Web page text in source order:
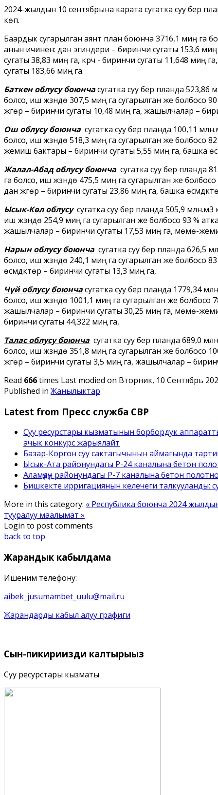
2024-жылдын 10 сентябрына карата сугатка суу берүү
көп.
Баардык сугарылган аянт план боюнча 3716,1 миң га
анын ичинен: дан эгиндери – биринчи сугаты 153,6
сугаты 38,83 миң га, күрүч - биринчи сугаты 11,648 миң
сугаты 183,66 миң га.
Баткен облусу боюнчасугатка суу берүү планда
болсо, иш жүзүндө 307,5 миң га сугарылган же болбосо
жүгөрү – биринчи сугаты 10,48 миң га, жашылчалар –
Ош облусу боюнча сугатка суу берүү планда 100,11
болсо, иш жүзүндө 518,3 миң га сугарылган же
жемиш бактары – биринчи сугаты 5,55 миң га, башка
Жалал-Абад облусу боюнча сугатка суу берүү
га болсо, иш жүзүндө 475,5 миң га сугарылган же
дан жүгөрү – биринчи сугаты 23,86 миң га, башка
Ысык-Көл облусусугатка суу берүү планда 505,9
иш жүзүндө 254,9 миң га сугарылган же болбосо 93 %
жашылчалар – биринчи сугаты 17,53 миң га, мөмө-
Нарын облусу боюнча сугатка суу берүү планда
болсо, иш жүзүндө 240,1 миң га сугарылган же болбосо
өсүмдүктөр – биринчи сугаты 13,3 миң га,
Чүй облусу боюнчасугатка суу берүү планда 1779,34
болсо, иш жүзүндө 1001,1 миң га сугарылган же
жашылчалар – биринчи сугаты 30,25 миң га, мөмө-
биринчи сугаты 44,322 миң га,
Талас облусу боюнча сугатка суу берүү планда 689,0
болсо, иш жүзүндө 351,8 миң га сугарылган же болбосо
жүгөрү – биринчи сугаты 3,5 миң га, жашылчалар –
Read 666times Last modified on Вторник, 10 Сентябрь
Published in Жанылыктар
Latest from Пресс служба СВР
Суу ресурстары кызматынын борбордук
ачык конкурс жарыялайт
Базар-Коргон суу сактагычынын аймагында
Ысык-Ата районундагы Р-24 каналына бетон
Аламүдүн районундагы Р-7 каналына бетон
Бишкекте ирригациянын келечеги талкууланды:
More in this category: « Республика боюнча 2024
тууралуу маалымат »
Login to post comments
back to top
Жарандык кабылдама
Ишеним телефону:
aibek_jusumambet_uulu@mail.ru
Жарандарды кабыл алуу графиги
Сын-пикириңизди калтырыңыз
Суу ресурстары кызматы